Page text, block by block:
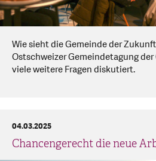
Wie sieht die Gemeinde der Zukunft
Ostschweizer Gemeindetagung der
viele weitere Fragen diskutiert.
Chancengerecht die neue
04.03.2025